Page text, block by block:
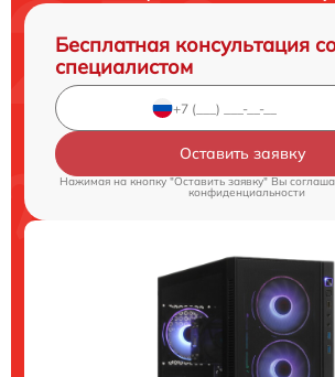
Бесплатная консультация
специалистом
Оставить заявку
Нажимая на кнопку "Оставить заявку" Вы
конфиденциальности